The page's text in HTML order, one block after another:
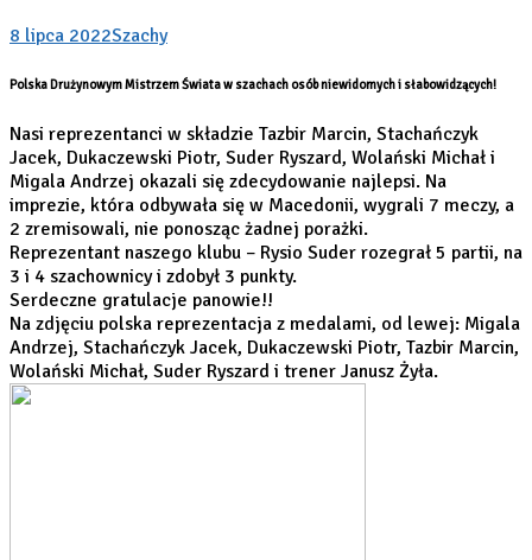
8 lipca 2022Szachy
Polska Drużynowym Mistrzem Świata w szachach osób niewidomych i słabowidzących!
Nasi reprezentanci w składzie Tazbir Marcin, Stachańczyk
Jacek, Dukaczewski Piotr, Suder Ryszard, Wolański Michał i
Migala Andrzej okazali się zdecydowanie najlepsi. Na
imprezie, która odbywała się w Macedonii, wygrali 7 meczy, a
2 zremisowali, nie ponosząc żadnej porażki.
Reprezentant naszego klubu – Rysio Suder rozegrał 5 partii, na
3 i 4 szachownicy i zdobył 3 punkty.
Serdeczne gratulacje panowie!!
Na zdjęciu polska reprezentacja z medalami, od lewej: Migala
Andrzej, Stachańczyk Jacek, Dukaczewski Piotr, Tazbir Marcin,
Wolański Michał, Suder Ryszard i trener Janusz Żyła.